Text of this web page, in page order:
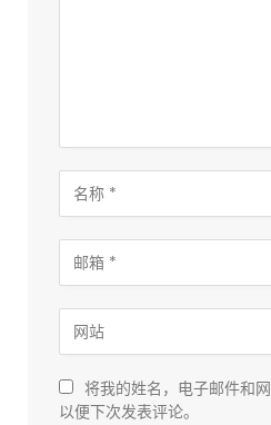
将我的姓名，电子邮件和
以便下次发表评论。